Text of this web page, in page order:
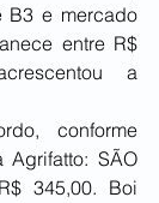
B3 e mercado
entre R$
a
conforme
Agrifatto: SÃO
345,00. Boi